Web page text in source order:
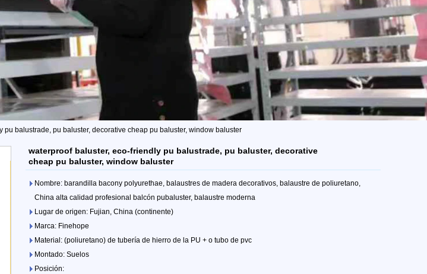
pu balustrade, pu baluster, decorative cheap pu baluster, window baluster
waterproof baluster, eco-friendly pu balustrade, pu baluster, decorative
cheap pu baluster, window baluster
Nombre: barandilla bacony polyurethae, balaustres de madera decorativos, balaustre de poliuretano,
China alta calidad profesional balcón pubaluster, balaustre moderna
Lugar de origen: Fujian, China (continente)
Marca: Finehope
Material: (poliuretano) de tubería de hierro de la PU + o tubo de pvc
Montado: Suelos
Posición: